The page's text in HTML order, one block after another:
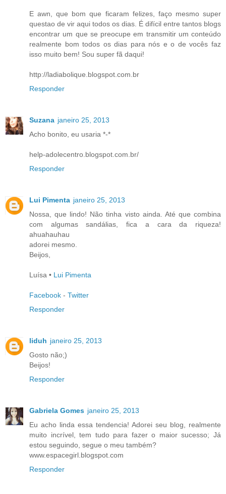
E awn, que bom que ficaram felizes, faço mesmo super
questao de vir aqui todos os dias. É difícil entre tantos blogs
encontrar um que se preocupe em transmitir um conteúdo
realmente bom todos os dias para nós e o de vocês faz
isso muito bem! Sou super fã daqui!
http://ladiabolique.blogspot.com.br
Responder
Suzana janeiro 25, 2013
Acho bonito, eu usaria *-*
help-adolecentro.blogspot.com.br/
Responder
Lui Pimenta janeiro 25, 2013
Nossa, que lindo! Não tinha visto ainda. Até que combina
com algumas sandálias, fica a cara da riqueza!
ahuahauhau
adorei mesmo.
Beijos,
Luísa • Lui Pimenta
Facebook - Twitter
Responder
liduh janeiro 25, 2013
Gosto não;)
Beijos!
Responder
Gabriela Gomes janeiro 25, 2013
Eu acho linda essa tendencia! Adorei seu blog, realmente
muito incrível, tem tudo para fazer o maior sucesso; Já
estou seguindo, segue o meu também?
www.espacegirl.blogspot.com
Responder